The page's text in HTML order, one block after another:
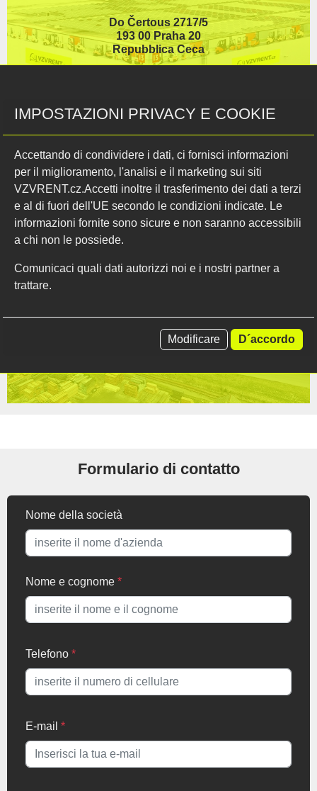
Do Čertous 2717/5
193 00 Praha 20
Repubblica Ceca
far vedere sulla carta
Magazzino principale Červená Voda
561 61 Červená Voda 535
far vedere sulla carta
Formulario di contatto
Nome della società
Nome e cognome *
Telefono *
E-mail *
IMPOSTAZIONI PRIVACY E COOKIE
Accettando di condividere i dati, ci fornisci informazioni
per il miglioramento, l'analisi e il marketing sui siti
VZVRENT.cz.Accetti inoltre il trasferimento dei dati a terzi
e al di fuori dell'UE secondo le condizioni indicate. Le
informazioni fornite sono sicure e non saranno accessibili
a chi non le possiede.
Comunicaci quali dati autorizzi noi e i nostri partner a
trattare.
Modificare D´accordo